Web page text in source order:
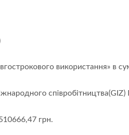
використання» в
грн.